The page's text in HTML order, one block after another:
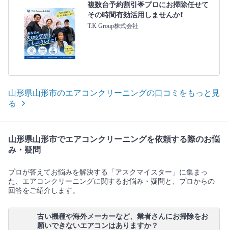
複数台予約割引🌟プロにお掃除任せて
その時間有効活用しませんか❗️
T.K Group株式会社
山形県山形市のエアコンクリーニングの口コミをもっと見
る
山形県山形市でエアコンクリーニングを依頼する際のお悩
み・疑問
プロが答えてお悩みを解決する「アスクマイスター」に集まっ
た、エアコンクリーニングに関するお悩み・疑問と、プロからの
回答をご紹介します。
古い機種や海外メーカーなど、業者さんにお掃除をお
願いできないエアコンはありますか？